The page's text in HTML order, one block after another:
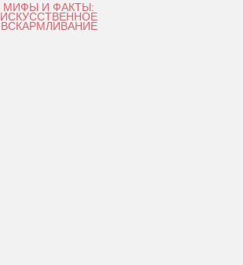
МИФЫ И ФАКТЫ:
ИСКУССТВЕННОЕ
ВСКАРМЛИВАНИЕ